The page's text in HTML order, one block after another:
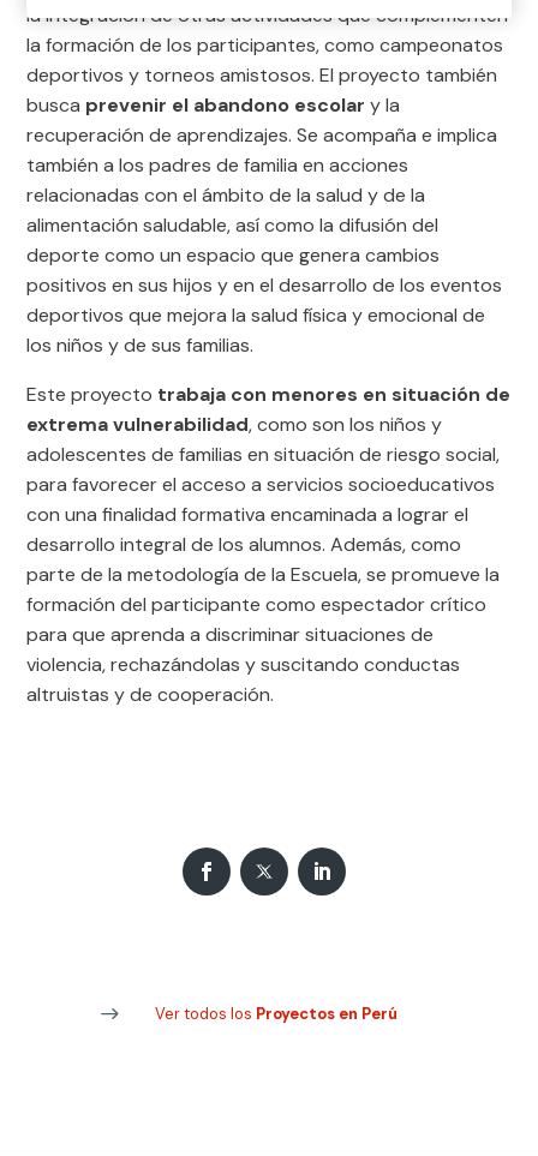
la integración de otras actividades que complementen
la formación de los participantes, como campeonatos
deportivos y torneos amistosos. El proyecto también
busca prevenir el abandono escolar y la
recuperación de aprendizajes. Se acompaña e implica
también a los padres de familia en acciones
relacionadas con el ámbito de la salud y de la
alimentación saludable, así como la difusión del
deporte como un espacio que genera cambios
positivos en sus hijos y en el desarrollo de los eventos
deportivos que mejora la salud física y emocional de
los niños y de sus familias.
Este proyecto trabaja con menores en situación de
extrema vulnerabilidad, como son los niños y
adolescentes de familias en situación de riesgo social,
para favorecer el acceso a servicios socioeducativos
con una finalidad formativa encaminada a lograr el
desarrollo integral de los alumnos. Además, como
parte de la metodología de la Escuela, se promueve la
formación del participante como espectador crítico
para que aprenda a discriminar situaciones de
violencia, rechazándolas y suscitando conductas
altruistas y de cooperación.
Ver todos los Proyectos en Perú